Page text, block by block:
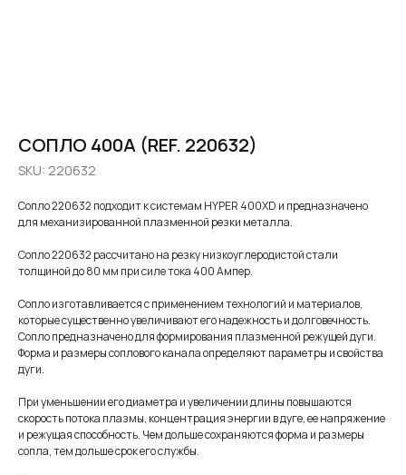
СОПЛО 400A (REF. 220632)
SKU: 220632
Сопло 220632 подходит к системам HYPER 400XD и предназначено
для механизированной плазменной резки металла.
Сопло 220632 рассчитано на резку низкоуглеродистой стали
толщиной до 80 мм при силе тока 400 Ампер.
Сопло изготавливается с применением технологий и материалов,
которые существенно увеличивают его надежность и долговечность.
Сопло предназначено для формирования плазменной режущей дуги.
Форма и размеры соплового канала определяют параметры и свойства
дуги.
При уменьшении его диаметра и увеличении длины повышаются
скорость потока плазмы, концентрация энергии в дуге, ее напряжение
и режущая способность. Чем дольше сохраняются форма и размеры
сопла, тем дольше срок его службы.